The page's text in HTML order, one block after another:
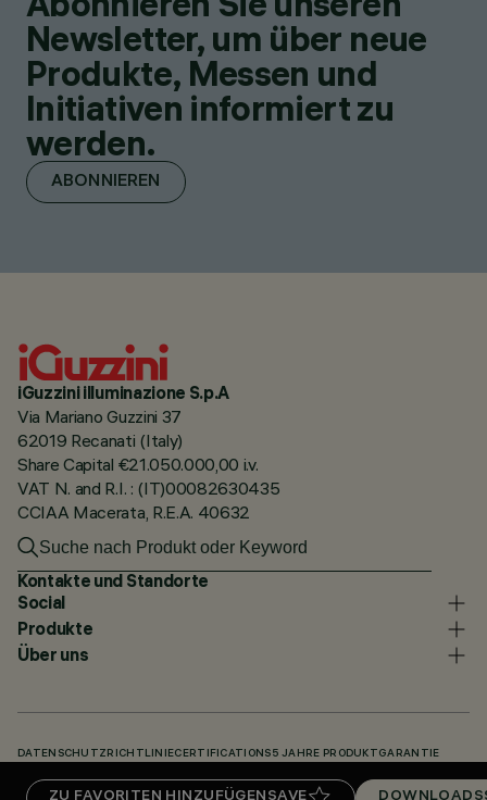
Newsletter, um über neue
Produkte, Messen und
Initiativen informiert zu
werden.
ABONNIEREN
iGuzzini illuminazione S.p.A
Via Mariano Guzzini 37
62019 Recanati (Italy)
Share Capital €21.050.000,00 i.v.
VAT N. and R.I. : (IT)00082630435
CCIAA Macerata, R.E.A. 40632
Kontakte und Standorte
Social
Produkte
Über uns
DATENSCHUTZRICHTLINIECERTIFICATIONS 5 JAHRE PRODUKTGARANTIE